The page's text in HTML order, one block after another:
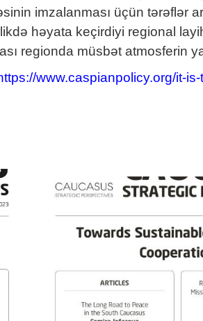
imzalanması üçün tərəflər
həyata keçirdiyi regional
regionda müsbət atmosferin
www.caspianpolicy.org/it-